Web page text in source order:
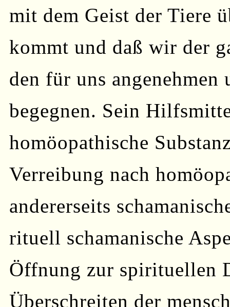
mit dem Geist der Tiere
kommt und daß wir der
den für uns angenehmen
begegnen. Sein
homöopathische
Verreibung nach
andererseits
rituell schamanische
Öffnung zur spirituellen
Überschreiten der